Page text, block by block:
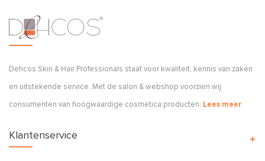
Dehcos Skin & Hair Professionals staat voor kwaliteit, kennis van zaken
en uitstekende service. Met de salon & webshop voorzien wij
consumenten van hoogwaardige cosmetica producten. Lees meer
Klantenservice